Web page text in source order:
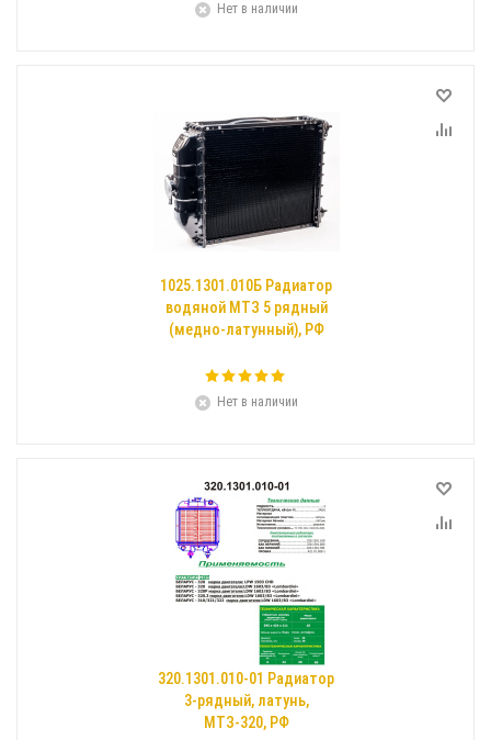
Нет в наличии
1025.1301.010Б Радиатор
водяной МТЗ 5 рядный
(медно-латунный), РФ
Нет в наличии
320.1301.010-01 Радиатор
3-рядный, латунь,
МТЗ-320, РФ